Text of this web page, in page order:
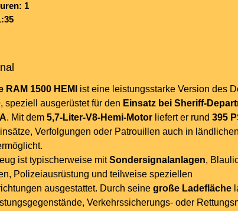
1
RAM 1500 HEMI ist eine leistungsstarke Version des
speziell ausgerüstet für den Einsatz bei Sheriff-
. Mit dem 5,7-Liter-V8-Hemi-Motor liefert er rund 395
Verfolgungen oder Patrouillen auch in ländlichen
ist typischerweise mitSondersignalanlagen,
Polizeiausrüstung und teilweise speziellen
ausgestattet. Durch seine große Ladefläche
Verkehrssicherungs- oder